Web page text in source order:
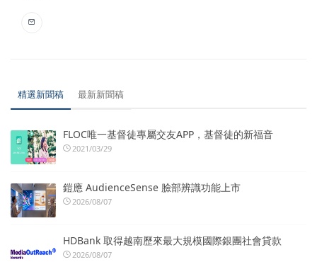
精選新聞稿 最新新聞稿
FLOC唯一基督徒專屬交友APP，基督徒的新福音
2021/03/29
鎧應 AudienceSense 臉部辨識功能上市
2026/08/07
HDBank 取得越南歷來最大規模國際銀團社會貸款
2026/08/07